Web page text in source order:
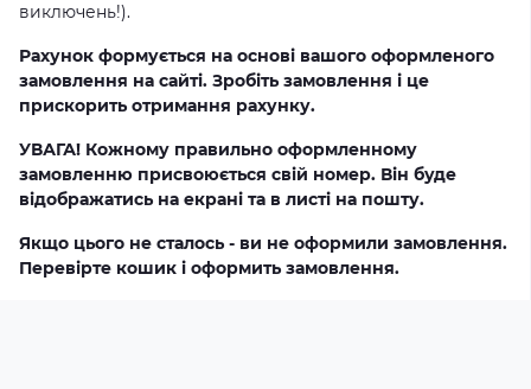
виключень!).
Рахунок формується на основі вашого оформленого
замовлення на сайті. Зробіть замовлення і це
прискорить отримання рахунку.
УВАГА! Кожному правильно оформленному
замовленню присвоюється свій номер. Він буде
відображатись на екрані та в листі на пошту.
Якщо цього не сталось - ви не оформили замовлення.
Перевірте кошик і оформить замовлення.